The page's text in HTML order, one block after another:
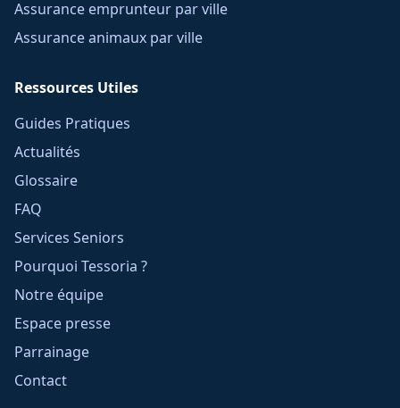
Assurance emprunteur par ville
Assurance animaux par ville
Ressources Utiles
Guides Pratiques
Actualités
Glossaire
FAQ
Services Seniors
Pourquoi Tessoria ?
Notre équipe
Espace presse
Parrainage
Contact